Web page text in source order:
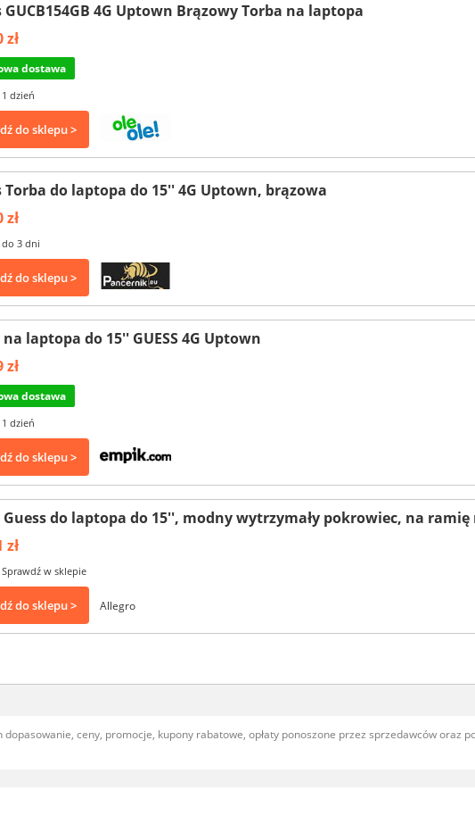
GUCB154GB 4G Uptown Brązowy Torba na laptopa
zł
dostawa
1 dzień
do sklepu >
Torba do laptopa do 15'' 4G Uptown, brązowa
zł
do 3 dni
do sklepu >
laptopa do 15'' GUESS 4G Uptown
zł
dostawa
1 dzień
do sklepu >
Guess do laptopa do 15'', modny wytrzymały pokrowiec, na ramię
zł
Sprawdź w sklepie
do sklepu > Allegro
ceny, promocje, kupony rabatowe, opłaty ponoszone przez sprzedawców oraz